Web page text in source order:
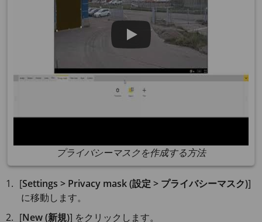
プライバシーマスクを作成する方法
[Settings > Privacy mask (設定 > プライバシーマスク)]
に移動します。
[New (新規)] をクリックします。